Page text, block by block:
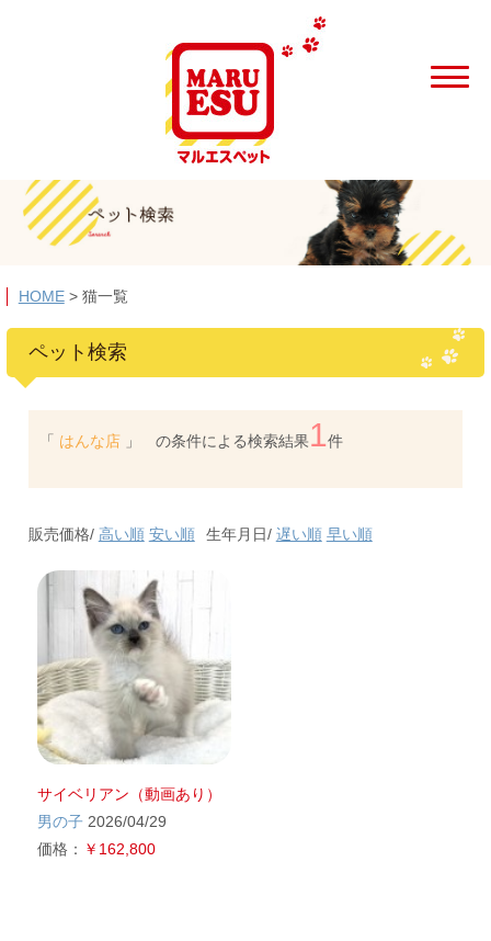
HOME> 猫一覧
ペット検索
「 はんな店 」 の条件による検索結果1件
販売価格/ 高い順 安い順 生年月日/ 遅い順 早い順
サイベリアン（動画あり）
男の子2026/04/29
価格： ￥162,800